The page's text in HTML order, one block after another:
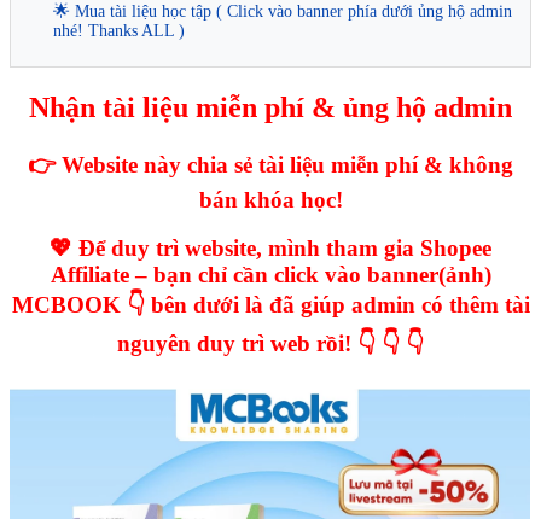
🌟 Mua tài liệu học tập ( Click vào banner phía dưới ủng hộ admin
nhé! Thanks ALL )
Nhận tài liệu miễn phí & ủng hộ admin
👉 Website này chia sẻ tài liệu miễn phí & không
bán khóa học!
💖 Để duy trì website, mình tham gia Shopee
Affiliate – bạn chỉ cần click vào banner(ảnh)
MCBOOK 👇 bên dưới là đã giúp admin có thêm tài
nguyên duy trì web rồi! 👇 👇 👇